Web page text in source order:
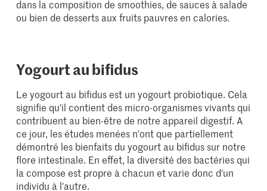
dans la composition de smoothies, de sauces à salade
ou bien de desserts aux fruits pauvres en calories.
Yogourt au bifidus
Le yogourt au bifidus est un yogourt probiotique. Cela
signifie qu'il contient des micro-organismes vivants qui
contribuent au bien-être de notre appareil digestif. A
ce jour, les études menées n'ont que partiellement
démontré les bienfaits du yogourt au bifidus sur notre
flore intestinale. En effet, la diversité des bactéries qui
la compose est propre à chacun et varie donc d'un
individu à l'autre.